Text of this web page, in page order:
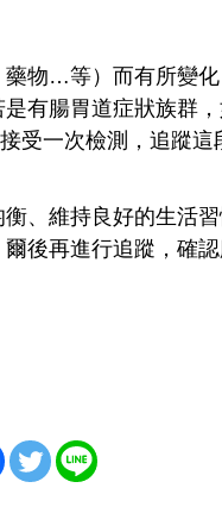
物…等）而有所變
有腸胃道症狀族群
受一次檢測，追蹤這
、維持良好的生活
後再進行追蹤，確